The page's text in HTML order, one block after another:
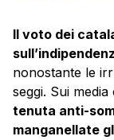
Il voto dei
nonostante le
seggi. Sui
tenuta anti-
manganellate